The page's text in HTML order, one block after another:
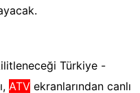
Türkiye -
ATV ekranlarından canlı